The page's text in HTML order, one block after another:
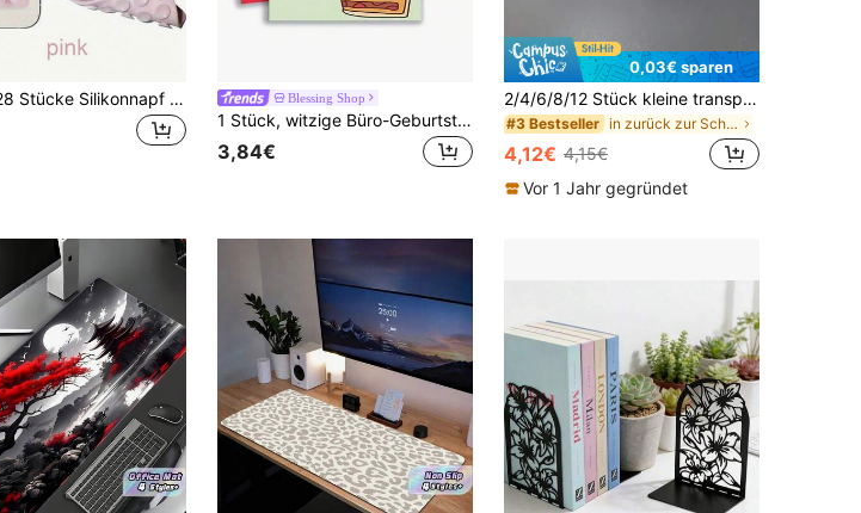
1 Stück 28 Stücke Silikonnapf Handyhalter - Geeignet für Selfies und Videoaufnahmen, starke Haftung, kompatibel mit iPhones und Android-Smartphones - Klebrige Silikonhalterung, geeignet für Make-up, ideal für Videoaufnahmen und Fotografie, auch als Lernmaterial und Schulartikel geeignet Blessing Shop
1 Stück, witzige Büro-Geburtstagskarte für Kollegen und Vorgesetzte - "Mit uns jeden Tag zu arbeiten ist Ihr Geschenk" mit Umschlag
3,84€
0,03€ sparen
2/4/6/8/12 Stück kleine transparente PP Aufbewahrungsboxen - multifunktionale tragbare Aufbewahrungsboxen für Aufkleber und Schmuck, Aufbewahrungsboxen für Zuhause, Schule, Büro, Schreibtisch, Aufbewahrungsboxen für Aufkleber, kleine Produkte, Schreibwaren, Schmuck, Haarspangen, Haargummis, Aufbewahrung für Schule, Büro, Zuhause, Schreibtisch, Schmuckgeschäft, Boutique, kommerzielle Nutzung, verdicktes Material, geeignet für die Schulanfangssaison, praktische Schreibwaren für den Schulanfang, Geschenke für die Schulanfangssaison, Weihnachts- und Halloween-Geschenke, Valentinstag- und Muttertagsgeschenke, Schulanfang
#3 Bestseller in zurück zur Schule Aufbewahrungsboxen für Schrei
4,12€ 4,15€
Vor 1 Jahr gegründet